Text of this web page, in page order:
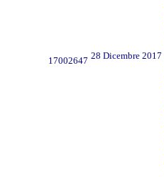
17002647 28 Dicembre 2017